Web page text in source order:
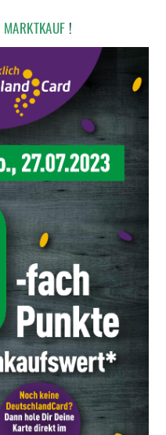
MARKTKAUF !